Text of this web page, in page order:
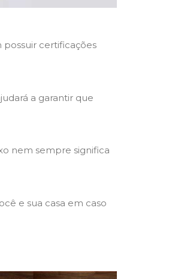
possuir certificações
a garantir que
nem sempre significa
e sua casa em caso